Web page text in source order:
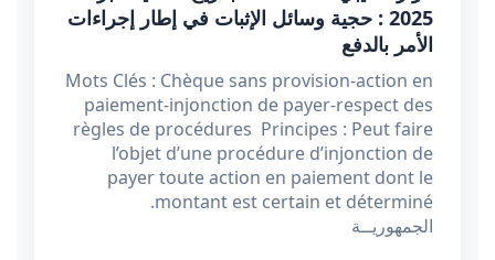
2025 : حجية وسائل الإثبات في إطار إجراءات
الأمر بالدفع
Mots Clés : Chèque sans provision-action en
paiement-injonction de payer-respect des
règles de procédures Principes : Peut faire
l’objet d’une procédure d’injonction de
payer toute action en paiement dont le
montant est certain et déterminé.
الجمهوريــة